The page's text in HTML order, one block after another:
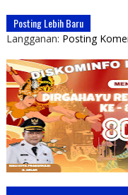
Posting Lebih Baru
Langganan: Posting